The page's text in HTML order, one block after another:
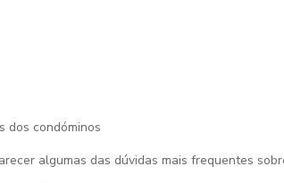
dos condóminos
algumas das dúvidas mais frequentes